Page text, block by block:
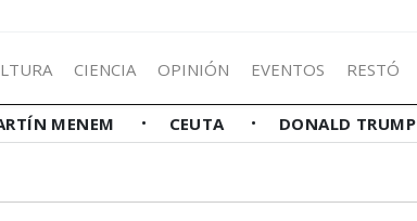
CIENCIA OPINIÓN EVENTOS RESTÓ
MENEM CEUTA DONALD TRUMP